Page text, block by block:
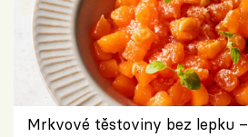
Mrkvové těstoviny bez lepku –